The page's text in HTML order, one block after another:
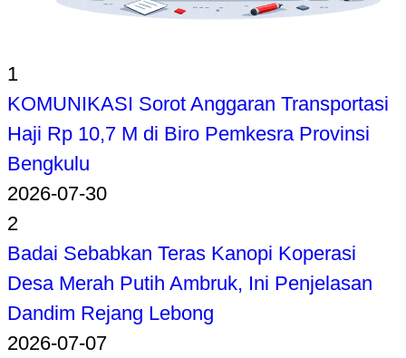
1
KOMUNIKASI Sorot Anggaran Transportasi
Haji Rp 10,7 M di Biro Pemkesra Provinsi
Bengkulu
2026-07-30
2
Badai Sebabkan Teras Kanopi Koperasi
Desa Merah Putih Ambruk, Ini Penjelasan
Dandim Rejang Lebong
2026-07-07